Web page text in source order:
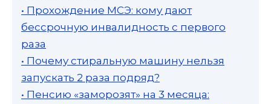
• Прохождение МСЭ: кому дают
бессрочную инвалидность с первого
раза
• Почему стиральную машину нельзя
запускать 2 раза подряд?
• Пенсию «заморозят» на 3 месяца: